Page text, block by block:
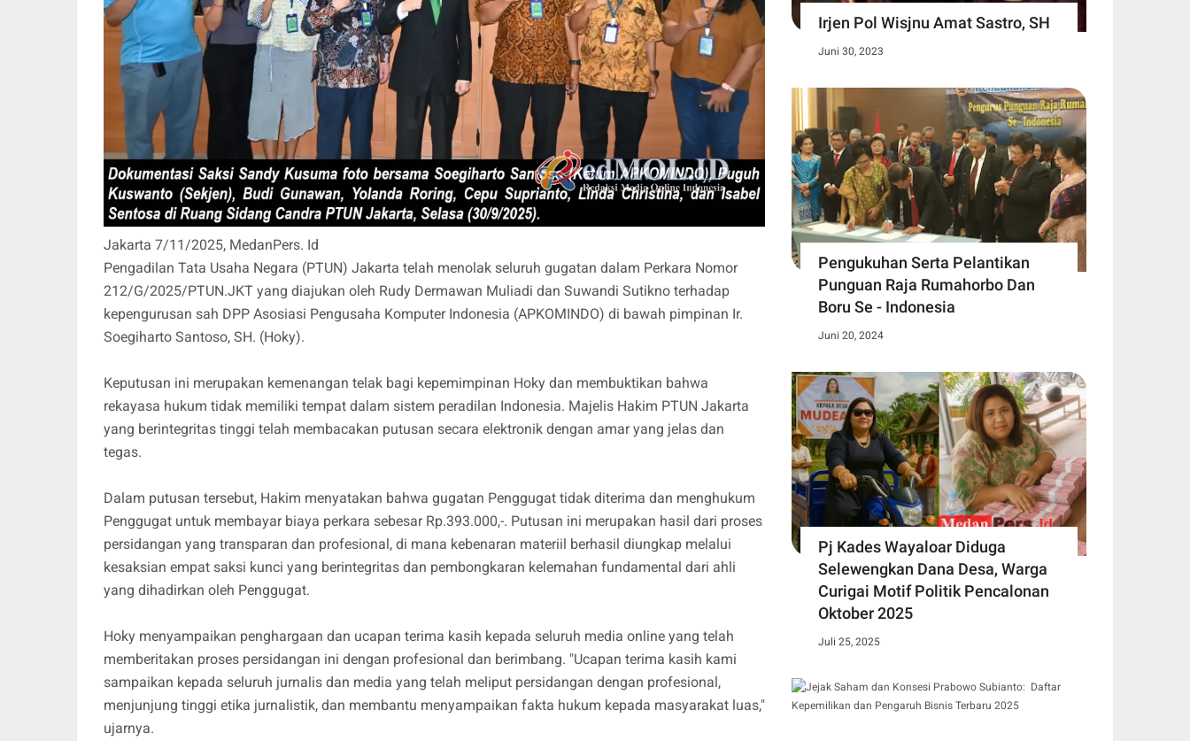
Jakarta 7/11/2025, MedanPers. Id
Pengadilan Tata Usaha Negara (PTUN) Jakarta telah menolak seluruh gugatan dalam Perkara Nomor
212/G/2025/PTUN.JKT yang diajukan oleh Rudy Dermawan Muliadi dan Suwandi Sutikno terhadap
kepengurusan sah DPP Asosiasi Pengusaha Komputer Indonesia (APKOMINDO) di bawah pimpinan Ir.
Soegiharto Santoso, SH. (Hoky).
Keputusan ini merupakan kemenangan telak bagi kepemimpinan Hoky dan membuktikan bahwa
rekayasa hukum tidak memiliki tempat dalam sistem peradilan Indonesia. Majelis Hakim PTUN Jakarta
yang berintegritas tinggi telah membacakan putusan secara elektronik dengan amar yang jelas dan
tegas.
Dalam putusan tersebut, Hakim menyatakan bahwa gugatan Penggugat tidak diterima dan menghukum
Penggugat untuk membayar biaya perkara sebesar Rp.393.000,-. Putusan ini merupakan hasil dari proses
persidangan yang transparan dan profesional, di mana kebenaran materiil berhasil diungkap melalui
kesaksian empat saksi kunci yang berintegritas dan pembongkaran kelemahan fundamental dari ahli
yang dihadirkan oleh Penggugat.
Hoky menyampaikan penghargaan dan ucapan terima kasih kepada seluruh media online yang telah
memberitakan proses persidangan ini dengan profesional dan berimbang. "Ucapan terima kasih kami
sampaikan kepada seluruh jurnalis dan media yang telah meliput persidangan dengan profesional,
menjunjung tinggi etika jurnalistik, dan membantu menyampaikan fakta hukum kepada masyarakat luas,"
ujarnya.
Irjen Pol Wisjnu Amat Sastro, SH
Juni 30, 2023
Pengukuhan Serta Pelantikan
Punguan Raja Rumahorbo Dan
Boru Se - Indonesia
Juni 20, 2024
Pj Kades Wayaloar Diduga
Selewengkan Dana Desa, Warga
Curigai Motif Politik Pencalonan
Oktober 2025
Juli 25, 2025